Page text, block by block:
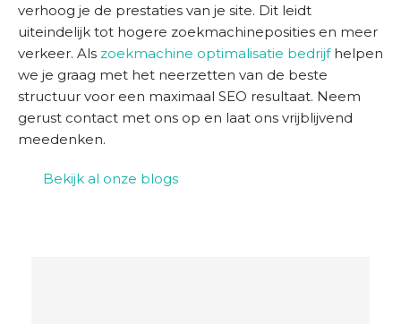
verhoog je de prestaties van je site. Dit leidt
uiteindelijk tot hogere zoekmachineposities en meer
verkeer. Als zoekmachine optimalisatie bedrijfhelpen
we je graag met het neerzetten van de beste
structuur voor een maximaal SEO resultaat. Neem
gerust contact met ons op en laat ons vrijblijvend
meedenken.
Bekijk al onze blogs